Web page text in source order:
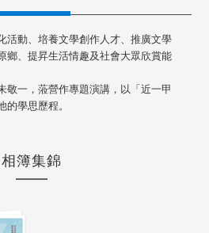
活動、培養文學創作人才、推廣文學
鄉、提昇生活情趣及社會大眾欣賞能
敬一，蒞營作專題演講，以「近一甲
的學思歷程。
相簿集錦